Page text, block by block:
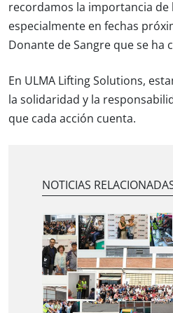
recordamos la importancia de
especialmente en fechas
Donante de Sangre que se ha
En ULMA Lifting Solutions,
la solidaridad y la
que cada acción cuenta.
NOTICIAS